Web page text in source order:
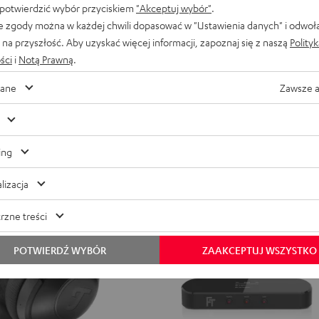
z 30 dni przed obniżką
3
Misty
Green
3
Night
Black
Pure
White
Steel
Blue
519,00zł
349,00zł Najniższa cena z 30 dni przed
wybór przyciskiem "Akceptuj wybór"
zgody można w każdej chwili dopasować w "Ustawienia danych" i
przyszłość. Aby uzyskać więcej informacji, zapoznaj się z naszą
i Notą Prawną
Zawsze
treści
ZAAKCEPTUJ WSZYSTKO
POTWIERDŹ WYBÓR